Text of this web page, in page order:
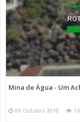
Mina de Água - Um
09 Outubro 2018